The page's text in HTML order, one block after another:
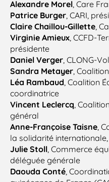
Alexandre Morel, Care
Patrice Burger, CARI,
Claire Chaillou-Gillette,
Virginie Amieux, CCFD-
présidente
Daniel Verger, CLONG-
Sandra Metayer,
Léa Rambaud, Coalition
coordinatrice
Vincent Leclercq,
général
Anne-Françoise Taisne,
la solidarité
Julie Stoll, Commerce
déléguée générale
Daouda Conté,